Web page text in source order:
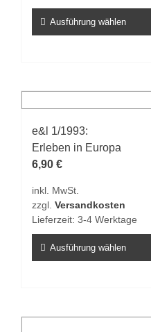
gewählt
werden
Ausführung wählen
Varianten
auf.
Die
Optionen
auf
der
gewählt
werden
e&l 1/1993:
Erleben in Europa
6,90 €
inkl. MwSt.
zzgl. Versandkosten
Lieferzeit: 3-4 Werktage
Ausführung wählen